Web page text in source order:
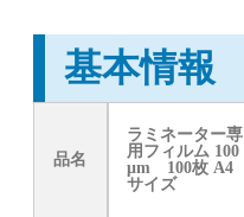
基本情報
品名
ラミネーター専
用フィルム 100
μm 100枚 A4
サイズ